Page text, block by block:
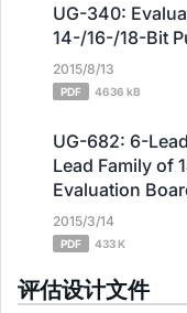
UG-340:
14-/16-/18-Bit
2015/8/13
PDF 4636 kB
UG-682: 6-
Lead Family of
Evaluation
2015/3/14
PDF 433 K
评估设计文件